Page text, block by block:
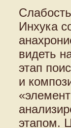
Инхука
видеть
этап
и
этапом.